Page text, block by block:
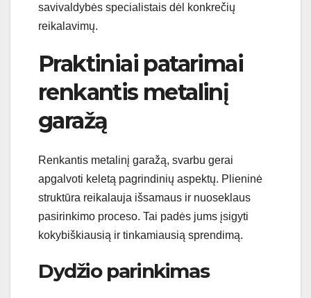
savivaldybės specialistais dėl konkrečių
reikalavimų.
Praktiniai patarimai
renkantis metalinį
garažą
Renkantis metalinį garažą, svarbu gerai
apgalvoti keletą pagrindinių aspektų. Plieninė
struktūra reikalauja išsamaus ir nuoseklaus
pasirinkimo proceso. Tai padės jums įsigyti
kokybiškiausią ir tinkamiausią sprendimą.
Dydžio parinkimas